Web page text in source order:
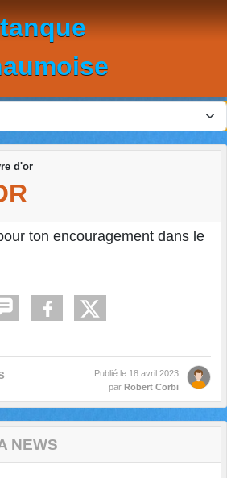
d'or
ton encouragement dans le
Publié le 18 avril 2023
par Robert Corbi
NEWS
cookies